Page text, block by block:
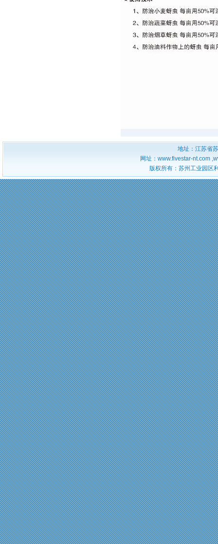
地址：江苏省
网址：www.fivestar-nt.com
版权所有：苏州工业园区